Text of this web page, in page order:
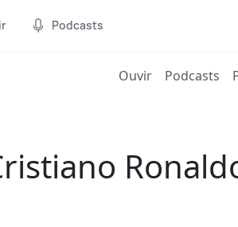
Podcasts
Ouvir(current)
Podcasts